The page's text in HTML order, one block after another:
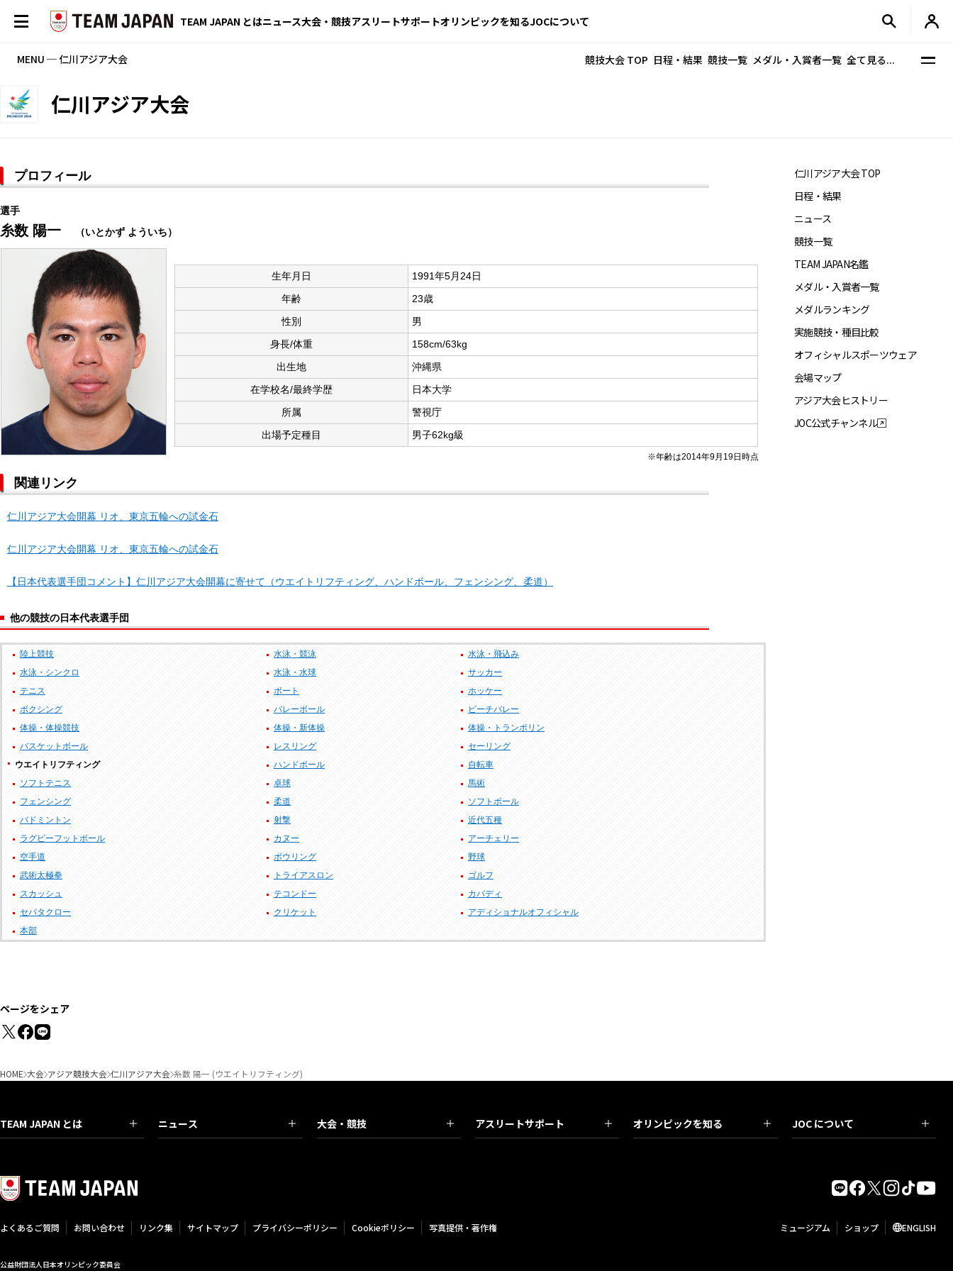
TEAM JAPAN とはニュース大会・競技アスリートサポートオリンピックを知るJOCについて
MENU ─ 仁川アジア大会 競技大会 TOP 日程・結果 競技一覧 メダル・入賞者一覧 全て見る...
仁川アジア大会
プロフィール
選手
糸数 陽一 （いとかず よういち）
生年月日
1991年5月24日
年齢
23歳
性別
男
身長/体重
158cm/63kg
出生地
沖縄県
在学校名/最終学歴
日本大学
所属
警視庁
出場予定種目
男子62kg級
※年齢は2014年9月19日時点
関連リンク
仁川アジア大会開幕 リオ、東京五輪への試金石
仁川アジア大会開幕 リオ、東京五輪への試金石
【日本代表選手団コメント】仁川アジア大会開幕に寄せて（ウエイトリフティング、ハンドボール、フェンシング、柔道）
他の競技の日本代表選手団
陸上競技 水泳・競泳
水泳・飛込み
水泳・シンクロ
水泳・水球
サッカー
テニス
ボート
ホッケー
ボクシング
バレーボール
ビーチバレー
体操・体操競技
体操・新体操
体操・トランポリン
バスケットボール
レスリング
セーリング
ウエイトリフティング
ハンドボール
自転車
ソフトテニス
卓球
馬術
フェンシング
柔道
ソフトボール
バドミントン
射撃
近代五種
ラグビーフットボール
カヌー
アーチェリー
空手道
ボウリング
野球
武術太極拳
トライアスロン
ゴルフ
スカッシュ
テコンドー
カバディ
セパタクロー
クリケット
アディショナルオフィシャル
本部
仁川アジア大会 TOP
日程・結果
ニュース
競技一覧
TEAM JAPAN名鑑
メダル・入賞者一覧
メダルランキング
実施競技・種目比較
オフィシャルスポーツウェア
会場マップ
アジア大会ヒストリー
JOC公式チャンネル
ページをシェア
HOME 大会 アジア競技大会 仁川アジア大会 糸数 陽一 (ウエイトリフティング)
TEAM JAPAN とは ニュース 大会・競技 アスリートサポート オリンピックを知る JOC について
よくあるご質問 お問い合わせ リンク集 サイトマップ プライバシーポリシー Cookieポリシー 写真提供・著作権 ミュージアム ショップ ENGLISH
公益財団法人日本オリンピック委員会